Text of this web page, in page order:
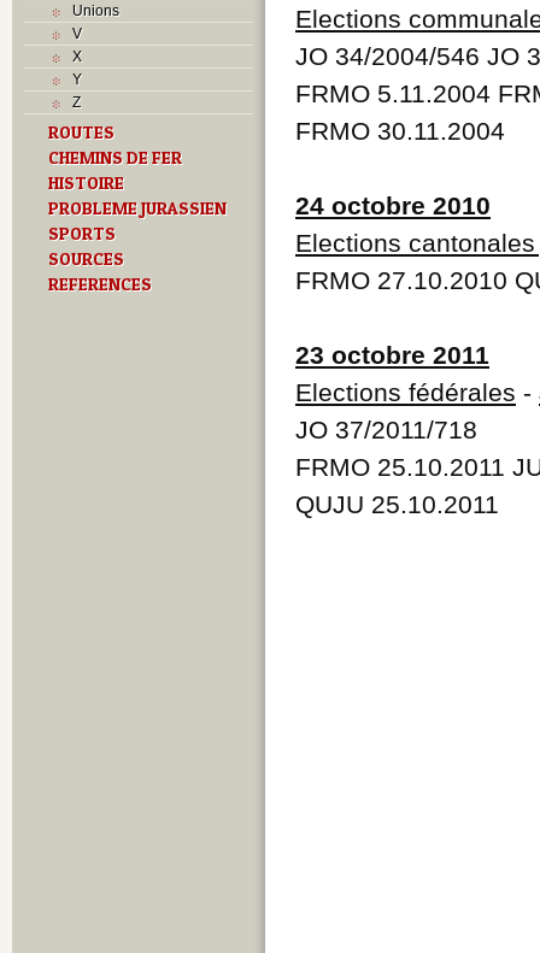
Unions
V
X
Y
Z
ROUTES
CHEMINS DE FER
HISTOIRE
PROBLEME JURASSIEN
SPORTS
SOURCES
REFERENCES
Elections
JO 34/2004/546 JO
FRMO 5.11.2004
FRMO 30.11.2004
24 octobre 2010
Elections
FRMO 27.10.2010
23 octobre 2011
Elections fédérales -
JO 37/2011/718
FRMO 25.10.2011
QUJU 25.10.2011